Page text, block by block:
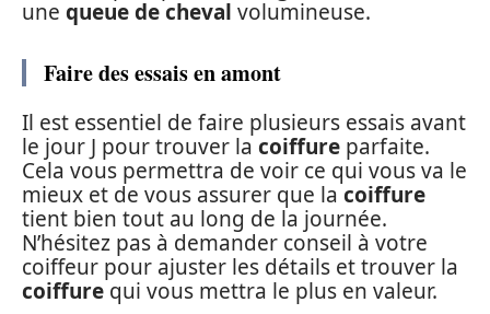
une queue de cheval volumineuse.
Faire des essais en amont
Il est essentiel de faire plusieurs essais avant
le jour J pour trouver la coiffure parfaite.
Cela vous permettra de voir ce qui vous va le
mieux et de vous assurer que la coiffure
tient bien tout au long de la journée.
N’hésitez pas à demander conseil à votre
coiffeur pour ajuster les détails et trouver la
coiffure qui vous mettra le plus en valeur.